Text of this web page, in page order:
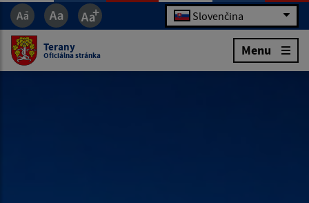
Slovenčina
Terany
Oficiálna stránka Menu